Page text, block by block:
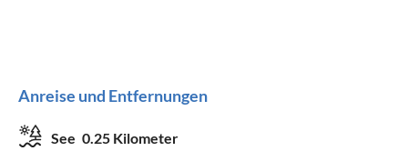
Anreise und Entfernungen
See 0.25 Kilometer